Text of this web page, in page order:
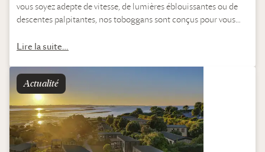
vous soyez adepte de vitesse, de lumières éblouissantes ou de
descentes palpitantes, nos toboggans sont conçus pour vous
Lire la suite…
Actualité